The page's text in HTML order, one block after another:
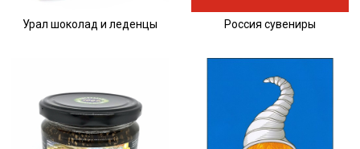
Урал шоколад и леденцы Россия сувениры